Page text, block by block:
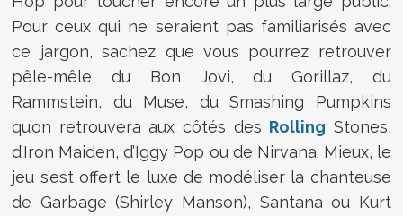
Pour ceux qui ne seraient pas familiarisés avec
ce jargon, sachez que vous pourrez retrouver
pêle-mêle du Bon Jovi, du Gorillaz, du
Rammstein, du Muse, du Smashing Pumpkins
qu’on retrouvera aux côtés des Rolling Stones,
d’Iron Maiden, d’Iggy Pop ou de Nirvana. Mieux, le
jeu s’est offert le luxe de modéliser la chanteuse
de Garbage (Shirley Manson), Santana ou Kurt